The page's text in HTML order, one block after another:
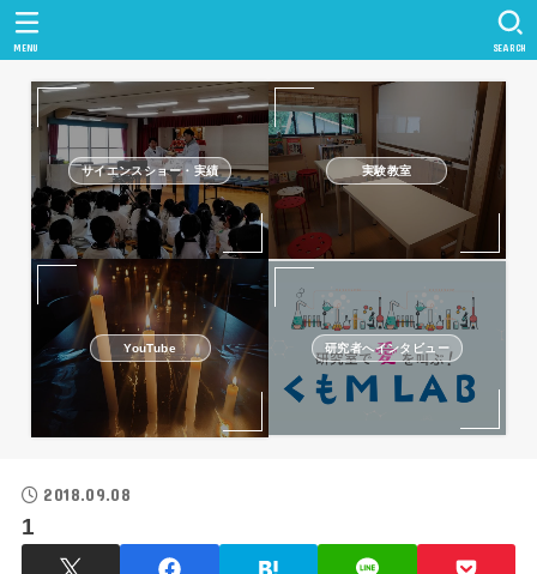
SEARCH
MENU
サイエンスショー・実績 実験教室
YouTube 研究者へインタビュー
2018.09.08
1